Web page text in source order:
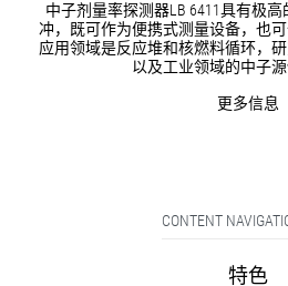
中子剂量率探测器LB 6411具有极
冲，既可作为便携式测量设备，也
应用领域是反应堆和核燃料循环，
以及工业领域的中子源
更多信息
CONTENT
特色